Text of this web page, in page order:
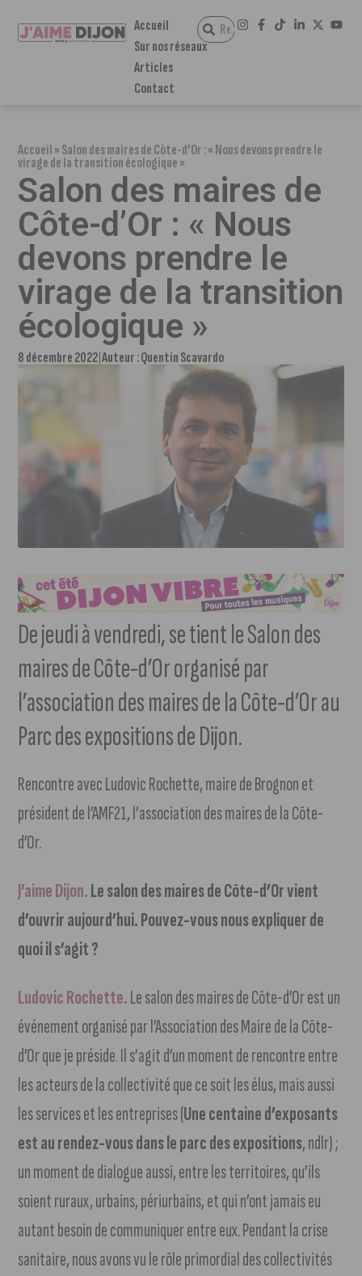
Accueil
Sur nos réseaux
Articles
Contact
Accueil»Salon des maires de Côte-d’Or : « Nous devons prendre le
virage de la transition écologique »
Salon des maires de
Côte-d’Or : « Nous
devons prendre le
virage de la transition
écologique »
8 décembre 2022 Auteur :Quentin Scavardo
De jeudi à vendredi, se tient le Salon des
maires de Côte-d’Or organisé par
l’association des maires de la Côte-d’Or au
Parc des expositions de Dijon.
Rencontre avec Ludovic Rochette, maire de Brognon et
président de l’AMF21, l’association des maires de la Côte-
d’Or.
J’aime Dijon.Le salon des maires de Côte-d’Or vient
d’ouvrir aujourd’hui. Pouvez-vous nous expliquer de
quoi il s’agit ?
Ludovic Rochette.Le salon des maires de Côte-d’Or est un
événement organisé par l’Association des Maire de la Côte-
d’Or que je préside. Il s’agit d’un moment de rencontre entre
les acteurs de la collectivité que ce soit les élus, mais aussi
les services et les entreprises (Une centaine d’exposants
est au rendez-vous dans le parc des expositions, ndlr) ;
un moment de dialogue aussi, entre les territoires, qu’ils
soient ruraux, urbains, périurbains, et qui n’ont jamais eu
autant besoin de communiquer entre eux. Pendant la crise
sanitaire, nous avons vu le rôle primordial des collectivités